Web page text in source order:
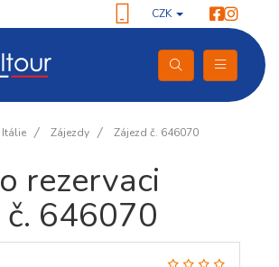
CZK
Itálie Zájezdy Zájezd č. 646070
rezervaci
č. 646070